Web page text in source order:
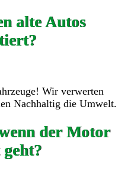
alte Autos
Wir verwerten
Nachhaltig die Umwelt.
der Motor